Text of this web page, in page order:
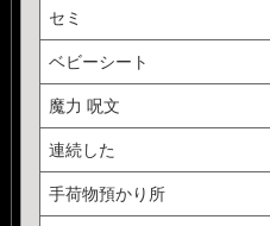
セミ
ベビーシート
魔力 呪文
連続した
手荷物預かり所